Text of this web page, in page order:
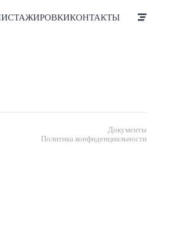
СТАЖИРОВКИКОНТАКТЫ
Документы
Политика конфиденциальности